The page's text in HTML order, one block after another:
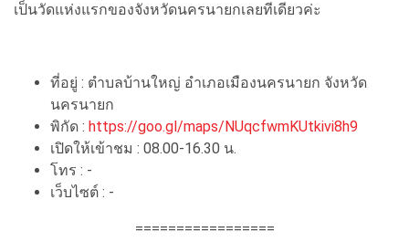
เป็นวัดแห่งแรกของจังหวัดนครนายกเลยทีเดียวค่ะ
ที่อยู่ : ตําบลบ้านใหญ่ อําเภอเมืองนครนายก จังหวัด
นครนายก
พิกัด : https://goo.gl/maps/NUqcfwmKUtkivi8h9
เปิดให้เข้าชม : 08.00-16.30 น.
โทร : -
เว็บไซต์ : -
=================